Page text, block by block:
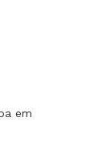
em